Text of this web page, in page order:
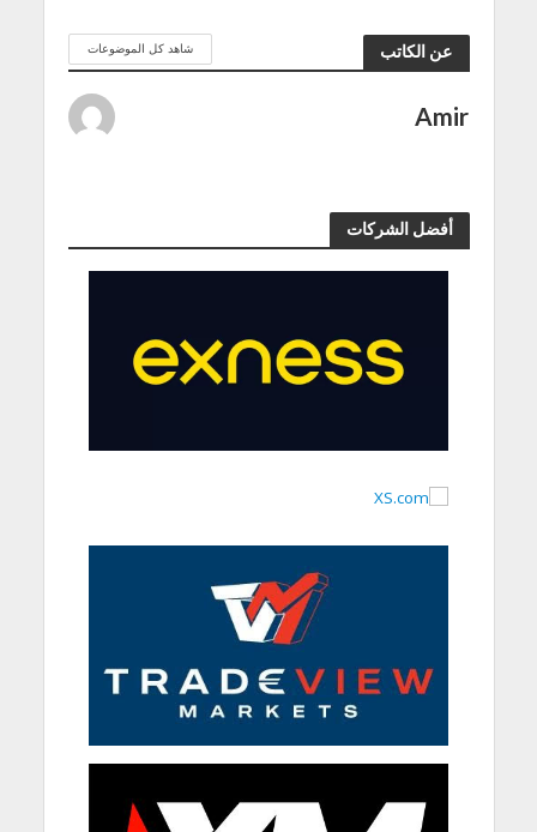
عن الكاتب شاهد كل الموضوعات
Amir
أفضل الشركات